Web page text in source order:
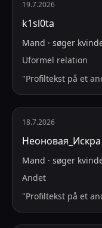
19.7.2026
k1sl0ta
Mand · søger
Uformel relation
"Profiltekst på et
18.7.2026
Неоновая_Искра
Mand · søger
Andet
"Profiltekst på et